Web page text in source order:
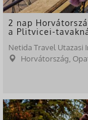
2 nap
a Plitvicei-
Netida Travel Utazasi
Horvátország,